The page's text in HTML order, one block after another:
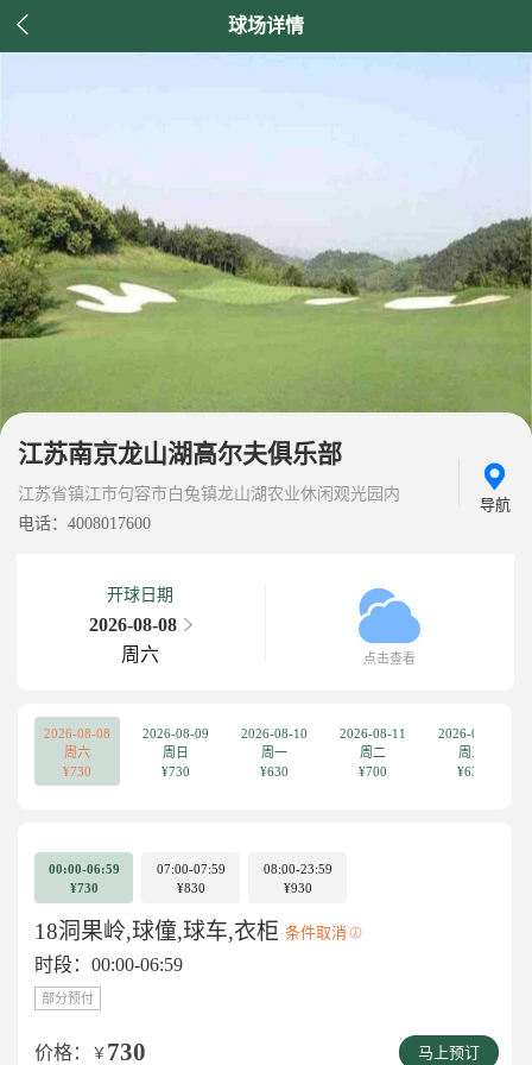
 球场详情
江苏南京龙山湖高尔夫俱乐部
江苏省镇江市句容市白兔镇龙山湖农业休闲观光园内
电话：4008017600
导航
开球日期
2026-08-08
周六
点击查看
2026-08-08
周六
¥730
2026-08-09
周日
¥730
2026-08-10
周一
¥630
2026-08-11
周二
¥700
2026-08-12
周三
¥630
00:00-06:59
¥730
07:00-07:59
¥830
08:00-23:59
¥930
18洞果岭,球僮,球车,衣柜 条件取消
时段：00:00-06:59
部分预付
价格： ￥ 730 马上预订